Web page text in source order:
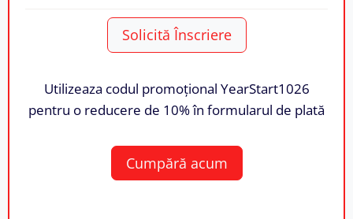
Solicită Înscriere
Utilizeaza codul promoțional YearStart1026
pentru o reducere de 10% în formularul de plată
Cumpără acum